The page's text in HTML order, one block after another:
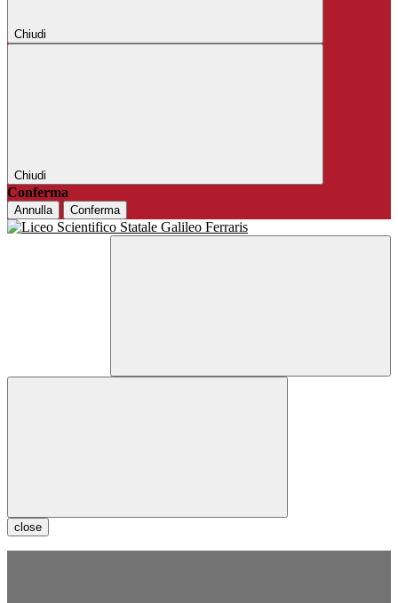
Chiudi
Chiudi
Conferma
Annulla Conferma
close